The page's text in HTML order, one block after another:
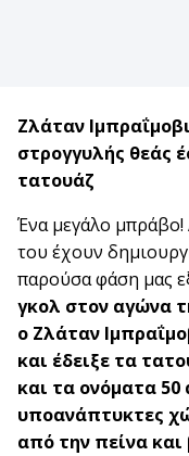
Ζλάταν
στρογγυλής θεάς
τατουάζ
Ένα μεγάλο μπράβο!
του έχουν
παρούσα φάση μας
γκολ στον αγώνα
ο Ζλάταν
και έδειξε τα
και τα ονόματα
υποανάπτυκτες
από την πείνα